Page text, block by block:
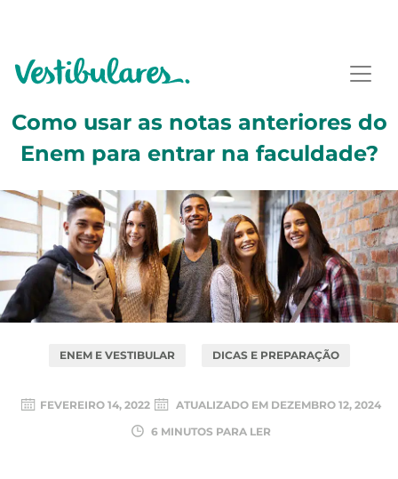
Como usar as notas anteriores do
Enem para entrar na faculdade?
ENEM E VESTIBULAR DICAS E PREPARAÇÃO
FEVEREIRO 14, 2022 ATUALIZADO EM DEZEMBRO 12, 2024
6 MINUTOS PARA LER